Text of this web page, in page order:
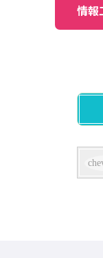
情報